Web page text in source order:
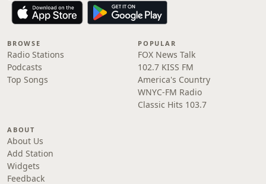
BROWSE
Radio Stations
Podcasts
Top Songs
POPULAR
FOX News Talk
102.7 KISS FM
America's Country
WNYC-FM Radio
Classic Hits 103.7
ABOUT
About Us
Add Station
Widgets
Feedback